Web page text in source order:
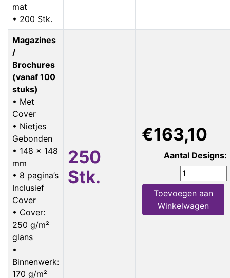
mat
• 200 Stk.
Magazines
/
Brochures
(vanaf 100
stuks)
• Met
Cover
• Nietjes
Gebonden
• 148 x 148
mm
• 8 pagina’s
Inclusief
Cover
• Cover:
250 g/m²
glans
•
Binnenwerk:
170 g/m²
250
Stk.
€163,10
Aantal Designs:
Toevoegen aan
Winkelwagen